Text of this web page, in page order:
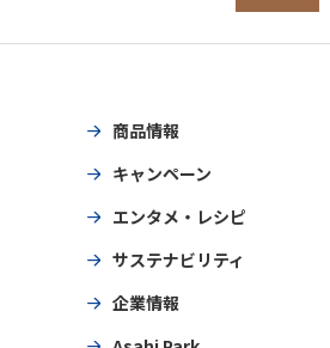
商品情報
キャンペーン
エンタメ・レシピ
サステナビリティ
企業情報